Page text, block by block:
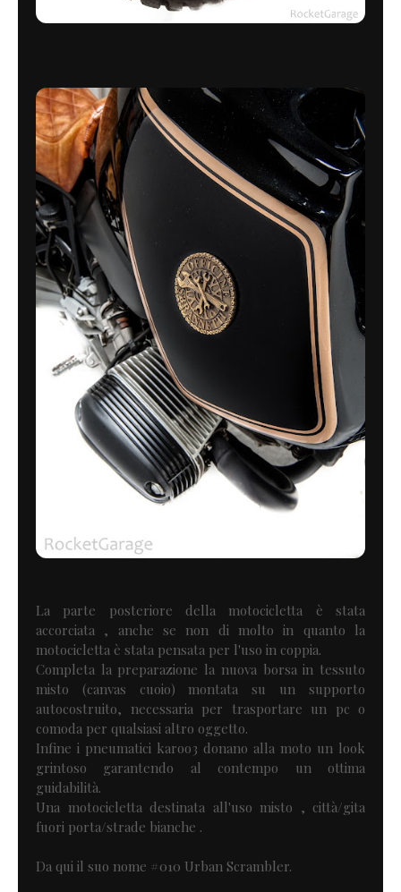
La parte posteriore della motocicletta è stata
accorciata , anche se non di molto in quanto la
motocicletta è stata pensata per l'uso in coppia.
Completa la preparazione la nuova borsa in tessuto
misto (canvas cuoio) montata su un supporto
autocostruito, necessaria per trasportare un pc o
comoda per qualsiasi altro oggetto.
Infine i pneumatici karoo3 donano alla moto un look
grintoso garantendo al contempo un ottima
guidabilità.
Una motocicletta destinata all'uso misto , città/gita
fuori porta/strade bianche .
Da qui il suo nome #010 Urban Scrambler.